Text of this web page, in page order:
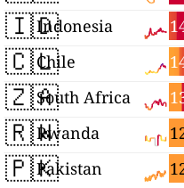
🇮🇩Indonesia
🇨🇱
Chile
🇿🇦South Africa
🇷🇼Rwanda
🇵🇰Pakistan